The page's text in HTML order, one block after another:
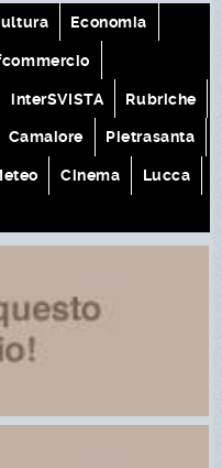
Economia
interSVISTA Rubriche
Camaiore Pietrasanta
Cinema Lucca